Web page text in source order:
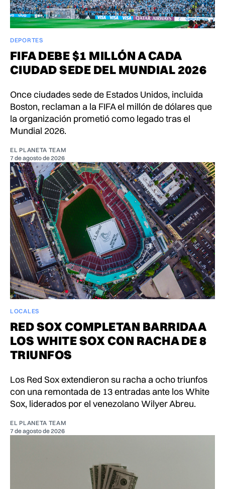
DEPORTES
FIFA DEBE $1 MILLÓN A CADA
CIUDAD SEDE DEL MUNDIAL 2026
Once ciudades sede de Estados Unidos, incluida
Boston, reclaman a la FIFA el millón de dólares que
la organización prometió como legado tras el
Mundial 2026.
EL PLANETA TEAM
7 de agosto de 2026
LOCALES
RED SOX COMPLETAN BARRIDA A
LOS WHITE SOX CON RACHA DE 8
TRIUNFOS
Los Red Sox extendieron su racha a ocho triunfos
con una remontada de 13 entradas ante los White
Sox, liderados por el venezolano Wilyer Abreu.
EL PLANETA TEAM
7 de agosto de 2026